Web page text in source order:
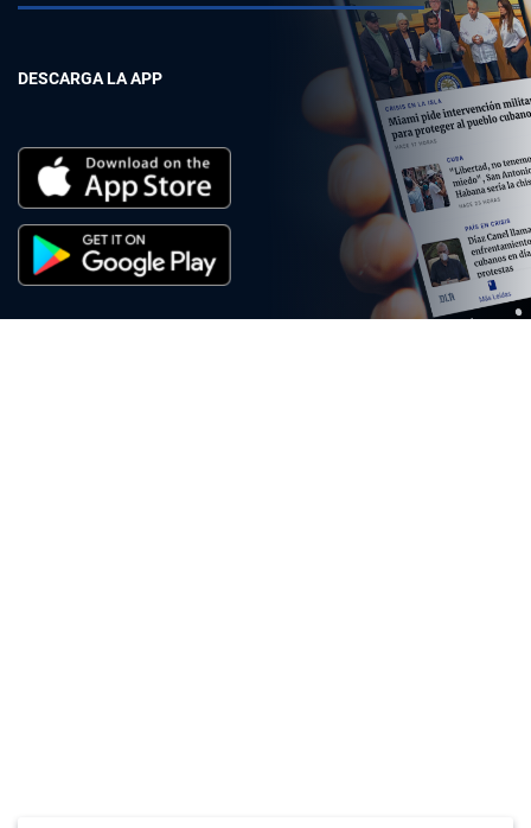
DESCARGA LA APP